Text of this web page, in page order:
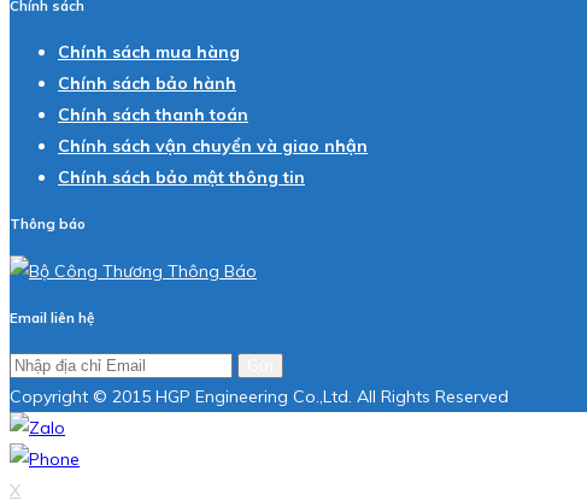
Chính sách
Chính sách mua hàng
Chính sách bảo hành
Chính sách thanh toán
Chính sách vận chuyển và giao nhận
Chính sách bảo mật thông tin
Thông báo
Email liên hệ
Copyright © 2015 HGP Engineering Co.,Ltd. All Rights Reserved
X